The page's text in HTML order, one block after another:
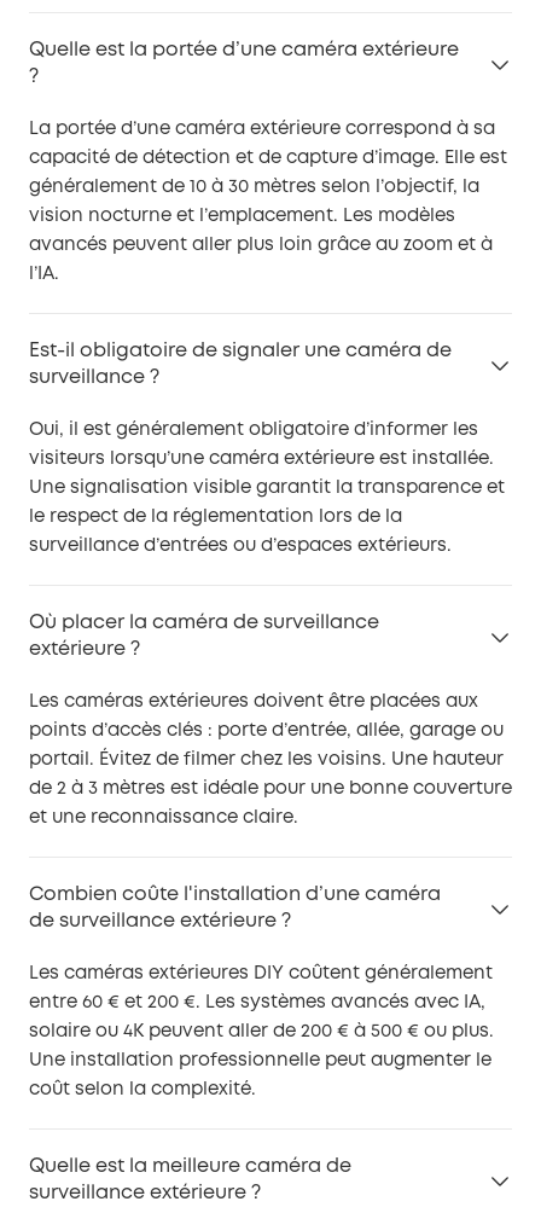
Quelle est la portée d’une caméra extérieure
?
La portée d’une caméra extérieure correspond à sa
capacité de détection et de capture d’image. Elle est
généralement de 10 à 30 mètres selon l’objectif, la
vision nocturne et l’emplacement. Les modèles
avancés peuvent aller plus loin grâce au zoom et à
l’IA.
Est-il obligatoire de signaler une caméra de
surveillance ?
Oui, il est généralement obligatoire d’informer les
visiteurs lorsqu’une caméra extérieure est installée.
Une signalisation visible garantit la transparence et
le respect de la réglementation lors de la
surveillance d’entrées ou d’espaces extérieurs.
Où placer la caméra de surveillance
extérieure ?
Les caméras extérieures doivent être placées aux
points d’accès clés : porte d’entrée, allée, garage ou
portail. Évitez de filmer chez les voisins. Une hauteur
de 2 à 3 mètres est idéale pour une bonne couverture
et une reconnaissance claire.
Combien coûte l'installation d’une caméra
de surveillance extérieure ?
Les caméras extérieures DIY coûtent généralement
entre 60 € et 200 €. Les systèmes avancés avec IA,
solaire ou 4K peuvent aller de 200 € à 500 € ou plus.
Une installation professionnelle peut augmenter le
coût selon la complexité.
Quelle est la meilleure caméra de
surveillance extérieure ?